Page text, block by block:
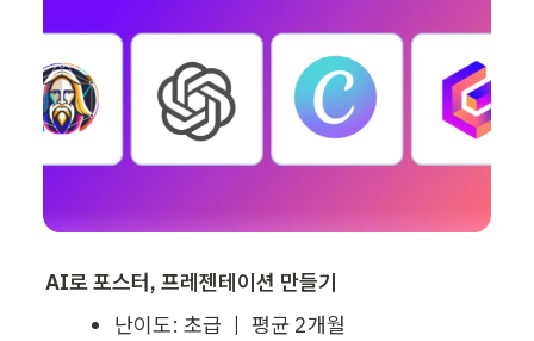
AI로 포스터, 프레젠테이션 만들기
난이도: 초급 ｜ 평균 2개월